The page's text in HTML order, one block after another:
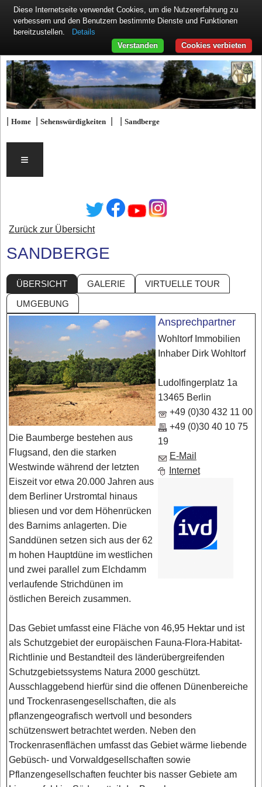
|Home |Sehenswürdigkeiten | |Sandberge
≡
Zurück zur Übersicht
SANDBERGE
ÜBERSICHT GALERIE
VIRTUELLE TOUR
UMGEBUNG
Ansprechpartner
Wohltorf Immobilien
Inhaber Dirk Wohltorf
Ludolfingerplatz 1a
13465 Berlin
+49 (0)30 432 11 00
+49 (0)30 40 10 75
19
E-Mail
Internet
Die Baumberge bestehen aus
Flugsand, den die starken
Westwinde während der letzten
Eiszeit vor etwa 20.000 Jahren aus
dem Berliner Urstromtal hinaus
bliesen und vor dem Höhenrücken
des Barnims anlagerten. Die
Sanddünen setzen sich aus der 62
m hohen Hauptdüne im westlichen
und zwei parallel zum Elchdamm
verlaufende Strichdünen im
östlichen Bereich zusammen.
Das Gebiet umfasst eine Fläche von 46,95 Hektar und ist
als Schutzgebiet der europäischen Fauna-Flora-Habitat-
Richtlinie und Bestandteil des länderübergreifenden
Schutzgebietssystems Natura 2000 geschützt.
Ausschlaggebend hierfür sind die offenen Dünenbereiche
und Trockenrasengesellschaften, die als
pflanzengeografisch wertvoll und besonders
schützenswert betrachtet werden. Neben den
Trockenrasenflächen umfasst das Gebiet wärme liebende
Gebüsch- und Vorwaldgesellschaften sowie
Pflanzengesellschaften feuchter bis nasser Gebiete am
Diese Internetseite verwendet Cookies, um die Nutzererfahrung zu
verbessern und den Benutzern bestimmte Dienste und Funktionen
bereitzustellen.
Details
Cookies verbieten
Verstanden